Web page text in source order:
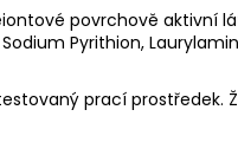
povrchově aktivní
Pyrithion,
prací prostředek.